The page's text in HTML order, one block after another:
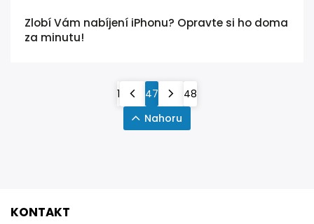
Zlobí Vám nabíjení iPhonu? Opravte si ho doma
za minutu!
1 47
48
Nahoru
KONTAKT